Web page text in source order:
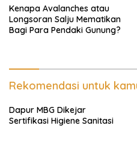
Kenapa Avalanches atau
Longsoran Salju Mematikan
Bagi Para Pendaki Gunung?
Rekomendasi untuk
Dapur MBG Dikejar
Sertifikasi Higiene Sanitasi